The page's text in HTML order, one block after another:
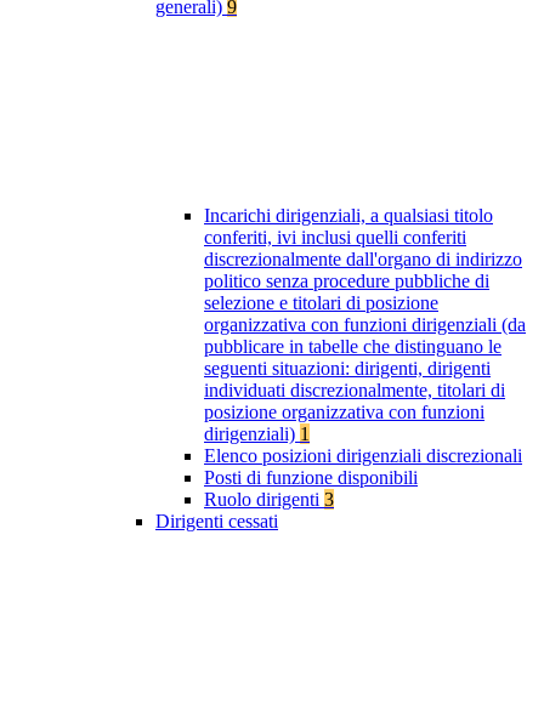
generali) 9
Incarichi dirigenziali, a qualsiasi titolo
conferiti, ivi inclusi quelli conferiti
discrezionalmente dall'organo di indirizzo
politico senza procedure pubbliche di
selezione e titolari di posizione
organizzativa con funzioni dirigenziali (da
pubblicare in tabelle che distinguano le
seguenti situazioni: dirigenti, dirigenti
individuati discrezionalmente, titolari di
posizione organizzativa con funzioni
dirigenziali) 1
Elenco posizioni dirigenziali discrezionali
Posti di funzione disponibili
Ruolo dirigenti 3
Dirigenti cessati